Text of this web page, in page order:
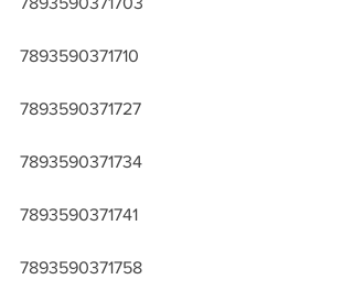
7893590371710
7893590371727
7893590371734
7893590371741
7893590371758